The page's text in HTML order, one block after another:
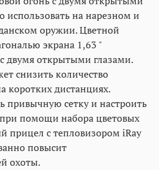
на нарезном и
оружии. Цветной
экрана 1,63 "
двумя открытыми глазами.
снизить количество
коротких дистанциях.
привычную сетку и настроить
помощи набора цветовых
прицел с тепловизором iRay
повысит
охоты.